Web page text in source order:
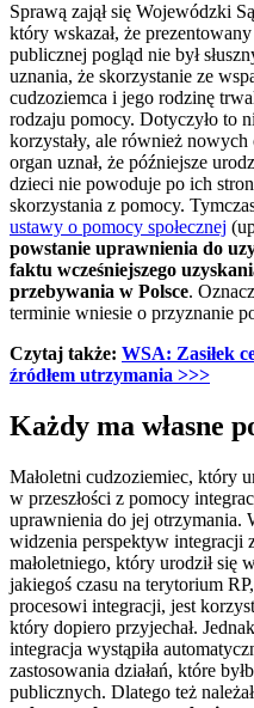
Sprawą zajął się Wojewódzki
który wskazał, że
publicznej pogląd nie był
uznania, że skorzystanie ze
cudzoziemca i jego rodzinę
rodzaju pomocy. Dotyczyło to
korzystały, ale również
organ uznał, że późniejsze
dzieci nie powoduje po ich
skorzystania z pomocy.
ustawy o pomocy społecznej
powstanie uprawnienia do
faktu wcześniejszego
przebywania w Polsce.
terminie wniesie o przyznanie
Czytaj także: WSA: Zasiłek
źródłem utrzymania >>>
Każdy ma własne
Małoletni cudzoziemiec, który
w przeszłości z pomocy
uprawnienia do jej otrzymania.
widzenia perspektyw integracji
małoletniego, który urodził się
jakiegoś czasu na terytorium
procesowi integracji, jest
który dopiero przyjechał.
integracja wystąpiła
zastosowania działań, które
publicznych. Dlatego też